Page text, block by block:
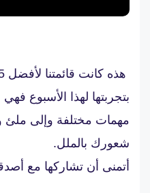
بتجربتها لهذا الأسبوع
مهمات مختلفة وإلى
شعورك بالملل.
أتمنى أن تشاركها مع